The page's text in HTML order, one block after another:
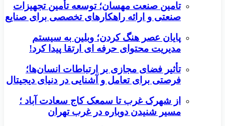
تامین صنعت مهسان؛ توسعه تأمین تجهیزات
صنعتی و ارائه راهکارهای تخصصی برای صنایع
پایان عصر هنگ کردن؛ وبلین به سیستم
مدیریت محتوای حرفه ای ارتقا پیدا کرد!
تأثیر فضای مجازی بر ارتباطات انسان‌ها؛
فرصتی برای تعامل و آشنایی در دنیای دیجیتال
از شهرک غرب تا سمعک کاج سعادت آباد ؛
مسیر شنیدن دوباره در غرب تهران